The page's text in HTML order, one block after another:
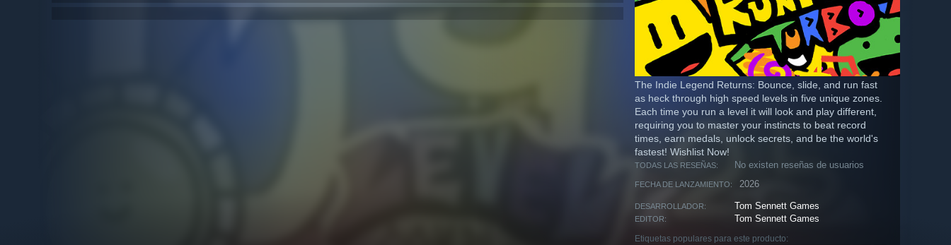
The Indie Legend Returns: Bounce, slide, and run fast
as heck through high speed levels in five unique zones.
Each time you run a level it will look and play different,
requiring you to master your instincts to beat record
times, earn medals, unlock secrets, and be the world's
fastest! Wishlist Now!
TODAS LAS RESEÑAS: No existen reseñas de usuarios
FECHA DE LANZAMIENTO: 2026
DESARROLLADOR: Tom Sennett Games
EDITOR: Tom Sennett Games
Etiquetas populares para este producto: